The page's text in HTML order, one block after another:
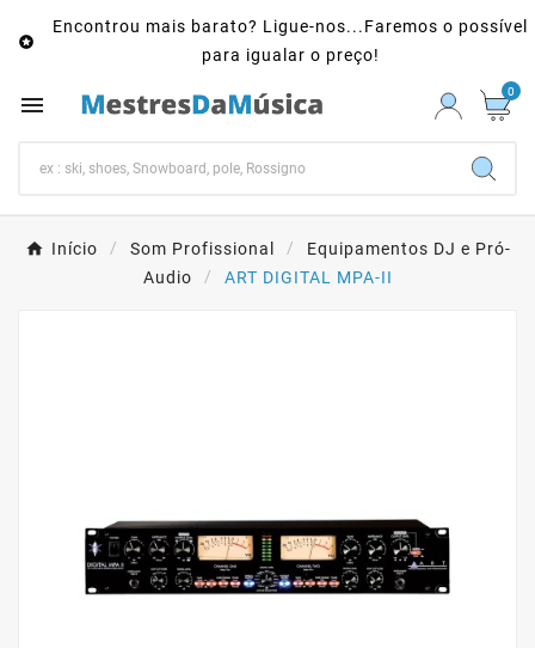

Encontrou mais barato? Ligue-nos...Faremos o possível
para igualar o preço!
 0
Início Som Profissional
Equipamentos DJ e Pró-
Audio
ART DIGITAL MPA-II